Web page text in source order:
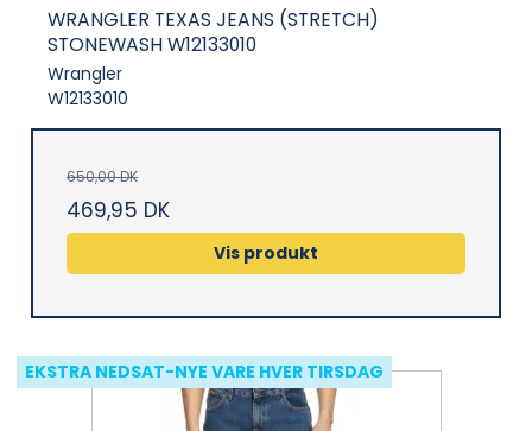
WRANGLER TEXAS JEANS (STRETCH)
STONEWASH W12133010
Wrangler
W12133010
650,00 DK
469,95 DK
Vis produkt
EKSTRA NEDSAT-NYE VARE HVER TIRSDAG